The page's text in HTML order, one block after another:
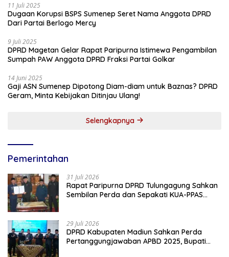
11 Juli 2025
Dugaan Korupsi BSPS Sumenep Seret Nama Anggota DPRD
Dari Partai Berlogo Mercy
9 Juli 2025
DPRD Magetan Gelar Rapat Paripurna Istimewa Pengambilan
Sumpah PAW Anggota DPRD Fraksi Partai Golkar
14 Juni 2025
Gaji ASN Sumenep Dipotong Diam-diam untuk Baznas? DPRD
Geram, Minta Kebijakan Ditinjau Ulang!
Selengkapnya
Pemerintahan
31 Juli 2026
Rapat Paripurna DPRD Tulungagung Sahkan
Sembilan Perda dan Sepakati KUA-PPAS
29 Juli 2026
DPRD Kabupaten Madiun Sahkan Perda
Pertanggungjawaban APBD 2025, Bupati